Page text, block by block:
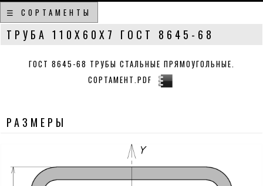
☰ СОРТАМЕНТЫ
ТРУБА 110Х60Х7 ГОСТ 8645-68
ГОСТ 8645-68 ТРУБЫ СТАЛЬНЫЕ ПРЯМОУГОЛЬНЫЕ.
СОРТАМЕНТ.PDF
РАЗМЕРЫ